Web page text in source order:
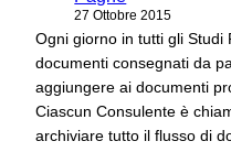
27 Ottobre 2015
Ogni giorno in tutti gli Studi
documenti consegnati da
aggiungere ai documenti
Ciascun Consulente è
archiviare tutto il flusso di